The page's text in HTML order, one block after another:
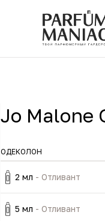
Jo Malone
ОДЕКОЛОН
2 мл - Отливант
5 мл - Отливант